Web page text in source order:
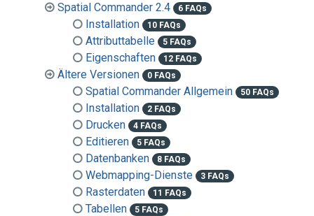
Spatial Commander 2.4 6 FAQs
Installation 10 FAQs
Attributtabelle 5 FAQs
Eigenschaften 12 FAQs
Ältere Versionen 0 FAQs
Spatial Commander Allgemein 50 FAQs
Installation 2 FAQs
Drucken 4 FAQs
Editieren 5 FAQs
Datenbanken 8 FAQs
Webmapping-Dienste 3 FAQs
Rasterdaten 11 FAQs
Tabellen 5 FAQs